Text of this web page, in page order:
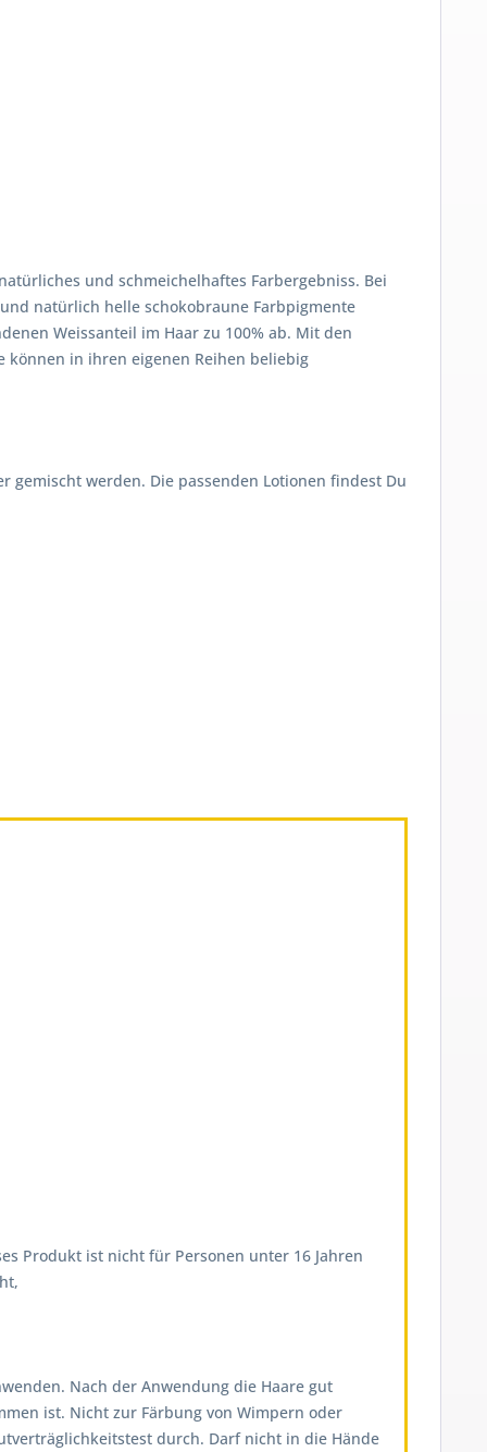
und schmeichelhaftes Farbergebniss. Bei
natürlich helle schokobraune Farbpigmente
Weissanteil im Haar zu 100% ab. Mit den
können in ihren eigenen Reihen beliebig
gemischt werden. Die passenden Lotionen findest Du
Produkt ist nicht für Personen unter 16 Jahren
Nach der Anwendung die Haare gut
ist. Nicht zur Färbung von Wimpern oder
durch. Darf nicht in die Hände